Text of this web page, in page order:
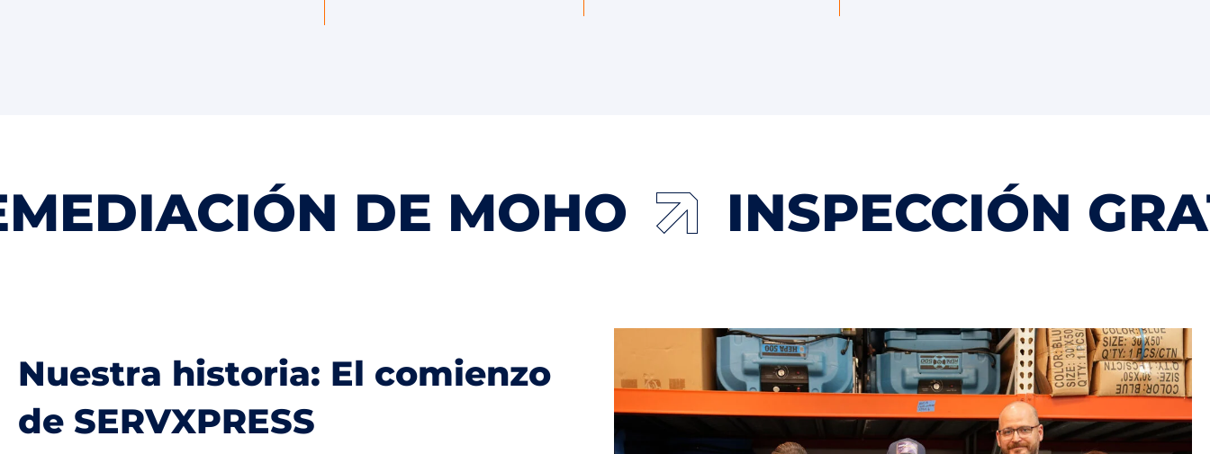
REMEDIACIÓN DE MOHO
Nuestra historia: El comienzo
de SERVXPRESS